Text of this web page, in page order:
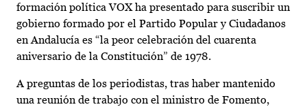
formación política VOX ha presentado para suscribir un
gobierno formado por el Partido Popular y Ciudadanos
en Andalucía es “la peor celebración del cuarenta
aniversario de la Constitución” de 1978.
A preguntas de los periodistas, tras haber mantenido
una reunión de trabajo con el ministro de Fomento,